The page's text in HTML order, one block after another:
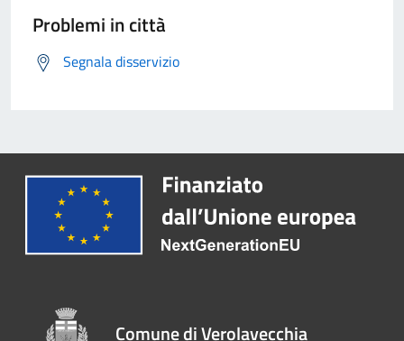
Problemi in città
Segnala disservizio
Comune di Verolavecchia